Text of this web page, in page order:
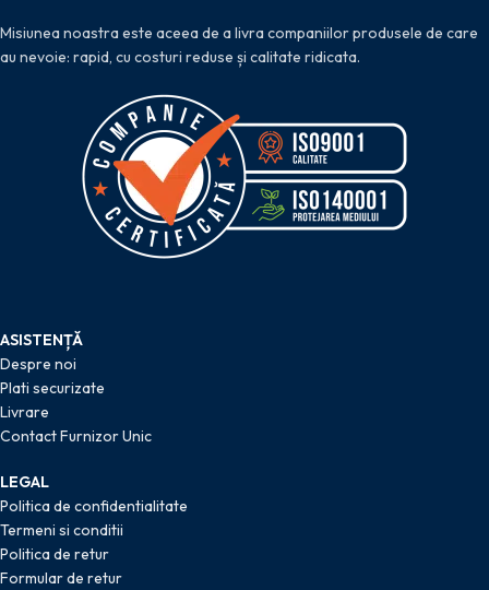
Misiunea noastra este aceea de a livra companiilor produsele de care
au nevoie: rapid, cu costuri reduse și calitate ridicata.
ASISTENȚĂ
Despre noi
Plati securizate
Livrare
Contact Furnizor Unic
LEGAL
Politica de confidentialitate
Termeni si conditii
Politica de retur
Formular de retur